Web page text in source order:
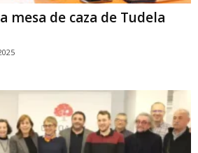
mesa de caza de Tudela